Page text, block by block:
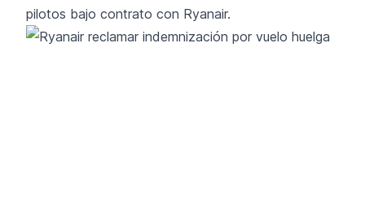
pilotos bajo contrato con Ryanair.